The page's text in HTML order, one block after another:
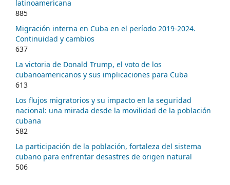
latinoamericana
885
Migración interna en Cuba en el período 2019-2024.
Continuidad y cambios
637
La victoria de Donald Trump, el voto de los
cubanoamericanos y sus implicaciones para Cuba
613
Los flujos migratorios y su impacto en la seguridad
nacional: una mirada desde la movilidad de la población
cubana
582
La participación de la población, fortaleza del sistema
cubano para enfrentar desastres de origen natural
506